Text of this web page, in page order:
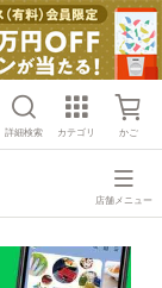
詳細検索 カテゴリ かご
店舗メニュー